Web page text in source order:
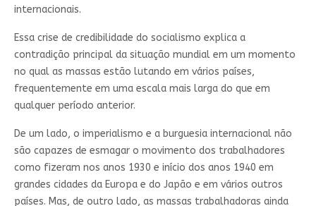
internacionais.
Essa crise de credibilidade do socialismo explica a
contradição principal da situação mundial em um momento
no qual as massas estão lutando em vários países,
frequentemente em uma escala mais larga do que em
qualquer período anterior.
De um lado, o imperialismo e a burguesia internacional não
são capazes de esmagar o movimento dos trabalhadores
como fizeram nos anos 1930 e início dos anos 1940 em
grandes cidades da Europa e do Japão e em vários outros
países. Mas, de outro lado, as massas trabalhadoras ainda